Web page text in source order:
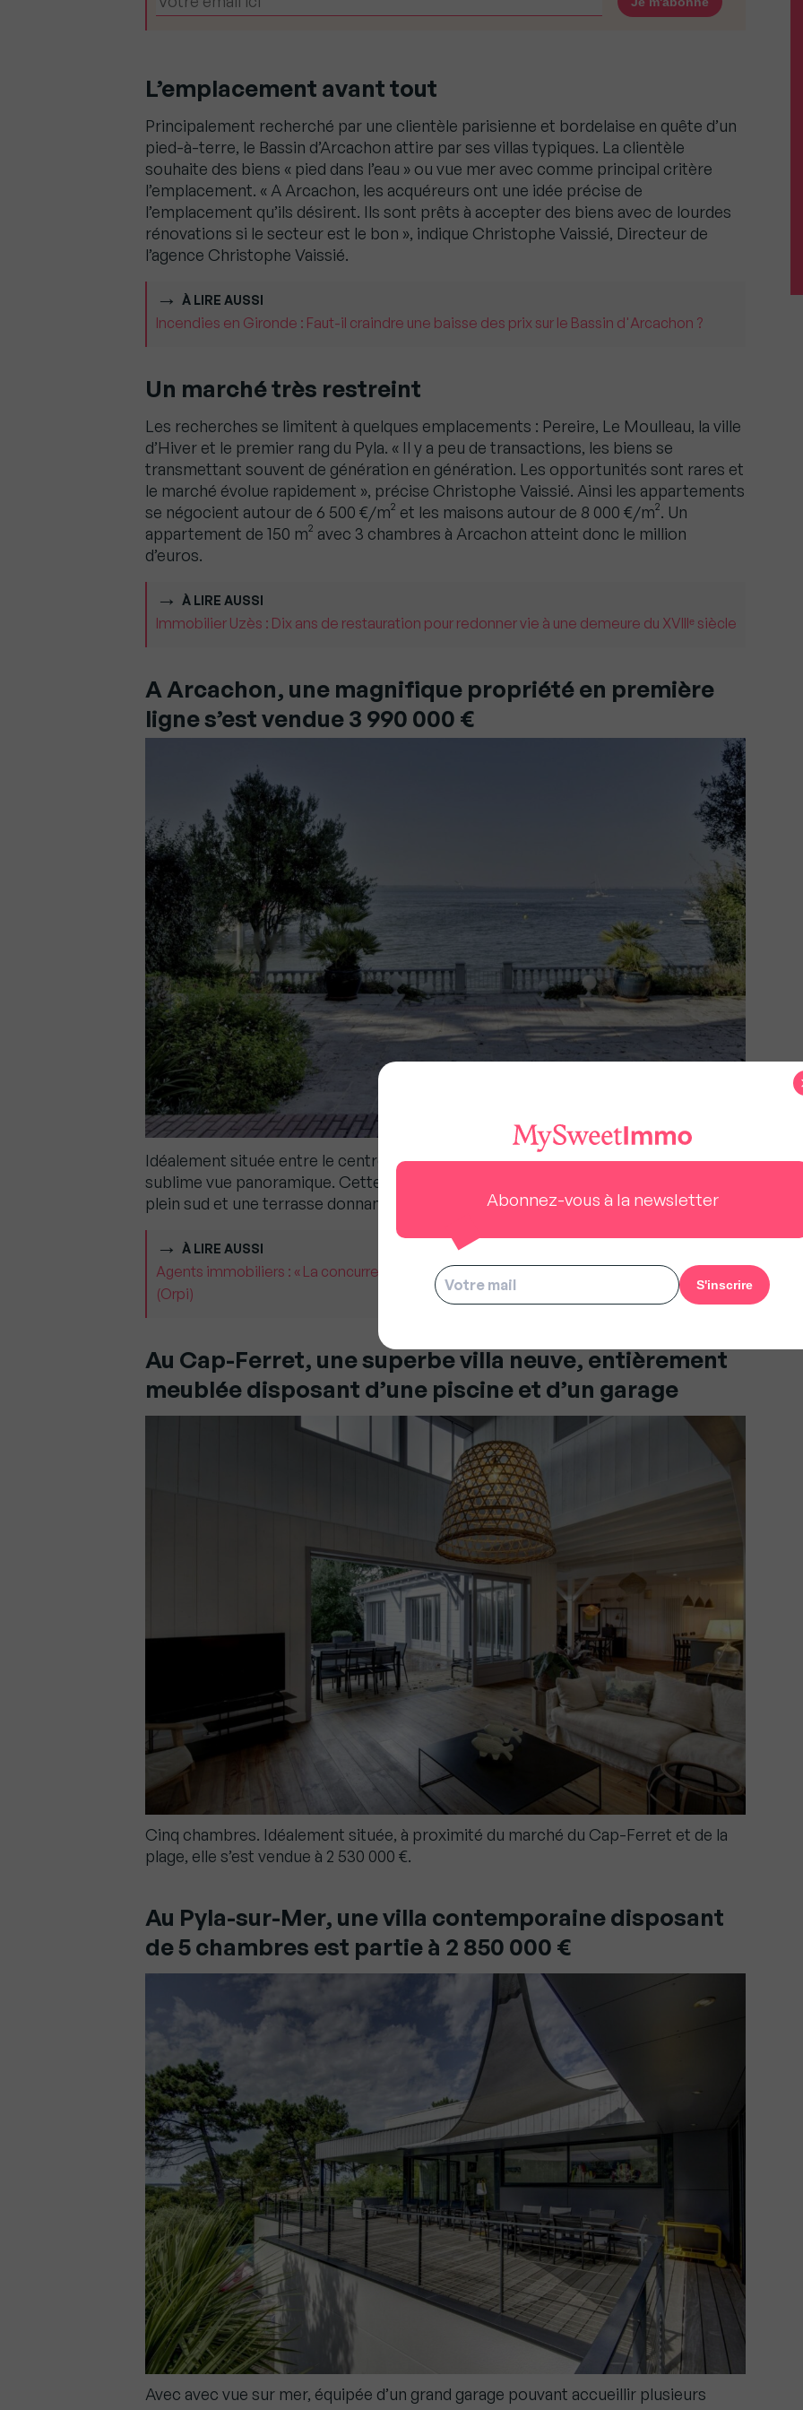
L’emplacement avant tout
Principalement recherché par une clientèle parisienne et bordelaise en quête d’un
pied-à-terre, le Bassin d’Arcachon attire par ses villas typiques. La clientèle
souhaite des biens « pied dans l’eau » ou vue mer avec comme principal critère
l’emplacement. « A Arcachon, les acquéreurs ont une idée précise de
l’emplacement qu’ils désirent. Ils sont prêts à accepter des biens avec de lourdes
rénovations si le secteur est le bon », indique Christophe Vaissié, Directeur de
l’agence Christophe Vaissié.
À LIRE AUSSI
Incendies en Gironde : Faut-il craindre une baisse des prix sur le Bassin d'Arcachon ?
Un marché très restreint
Les recherches se limitent à quelques emplacements : Pereire, Le Moulleau, la ville
d’Hiver et le premier rang du Pyla. « Il y a peu de transactions, les biens se
transmettant souvent de génération en génération. Les opportunités sont rares et
le marché évolue rapidement », précise Christophe Vaissié. Ainsi les appartements
se négocient autour de 6 500 €/m² et les maisons autour de 8 000 €/m². Un
appartement de 150 m² avec 3 chambres à Arcachon atteint donc le million
d’euros.
À LIRE AUSSI
Immobilier Uzès : Dix ans de restauration pour redonner vie à une demeure du XVIIIᵉ siècle
A Arcachon, une magnifique propriété en première
ligne s’est vendue 3 990 000 €
Idéalement située entre le centre-ville et le bord de mer et disposant d’une
sublime vue panoramique. Cette propriété compte 7 chambres, un jardin explosé
plein sud et une terrasse donnant accès à la plage.
À LIRE AUSSI
Agents immobiliers : « La concurrence nous oblige à être meilleurs », Guillaume Martinaud
(Orpi)
Au Cap-Ferret, une superbe villa neuve, entièrement
meublée disposant d’une piscine et d’un garage
Cinq chambres. Idéalement située, à proximité du marché du Cap-Ferret et de la
plage, elle s’est vendue à 2 530 000 €.
Au Pyla-sur-Mer, une villa contemporaine disposant
de 5 chambres est partie à 2 850 000 €
Avec avec vue sur mer, équipée d’un grand garage pouvant accueillir plusieurs
Abonnez-vous à la newsletter